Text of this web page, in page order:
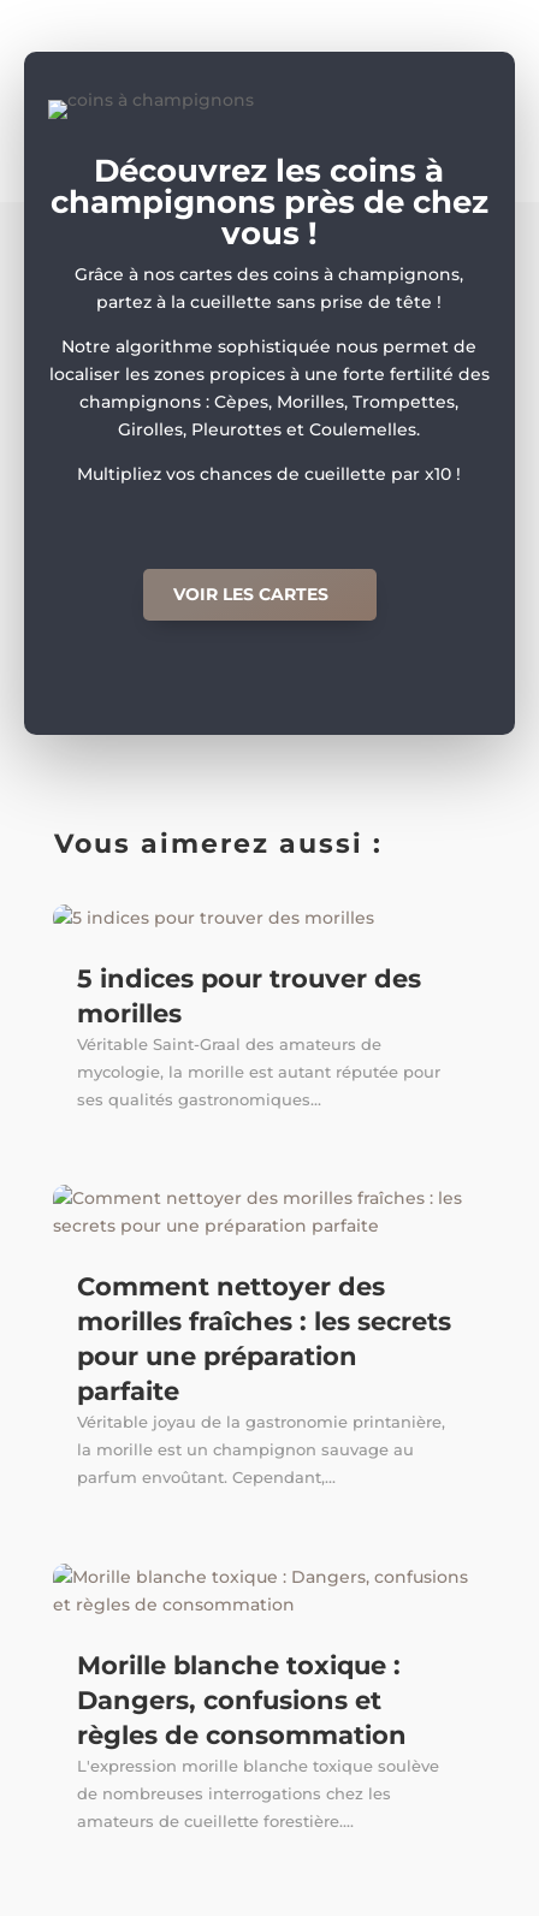
Découvrez les coins à
champignons près de chez
vous !
Grâce à nos cartes des coins à champignons,
partez à la cueillette sans prise de tête !
Notre algorithme sophistiquée nous permet de
localiser les zones propices à une forte fertilité des
champignons : Cèpes, Morilles, Trompettes,
Girolles, Pleurottes et Coulemelles.
Multipliez vos chances de cueillette par x10 !
VOIR LES CARTES
Vous aimerez aussi :
5 indices pour trouver des
morilles
Véritable Saint-Graal des amateurs de
mycologie, la morille est autant réputée pour
ses qualités gastronomiques...
Comment nettoyer des
morilles fraîches : les secrets
pour une préparation
parfaite
Véritable joyau de la gastronomie printanière,
la morille est un champignon sauvage au
parfum envoûtant. Cependant,...
Morille blanche toxique :
Dangers, confusions et
règles de consommation
L'expression morille blanche toxique soulève
de nombreuses interrogations chez les
amateurs de cueillette forestière....